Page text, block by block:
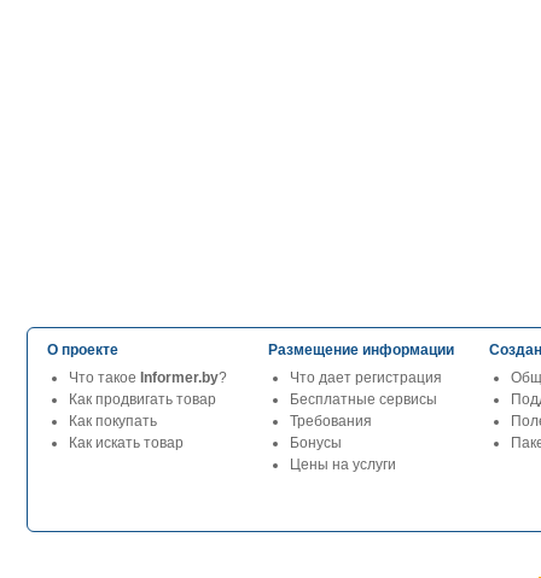
О проекте
Что такое Informer.by?
Как продвигать товар
Как покупать
Как искать товар
Размещение информации
Что дает регистрация
Бесплатные сервисы
Требования
Бонусы
Цены на услуги